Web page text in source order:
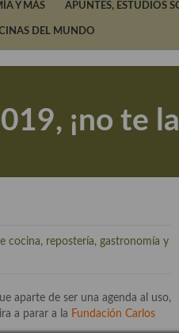
Y MÁS APUNTES, ESTUDIOS
DEL MUNDO
¡no te
cocina, repostería, gastronomía y
aparte de ser una agenda al uso,
a parar a la Fundación Carlos